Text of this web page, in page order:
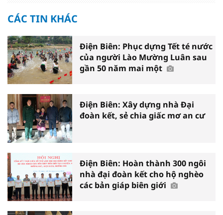
CÁC TIN KHÁC
Điện Biên: Phục dựng Tết té nước
của người Lào Mường Luân sau
gần 50 năm mai một
Điện Biên: Xây dựng nhà Đại
đoàn kết, sẻ chia giấc mơ an cư
Điện Biên: Hoàn thành 300 ngôi
nhà đại đoàn kết cho hộ nghèo
các bản giáp biên giới